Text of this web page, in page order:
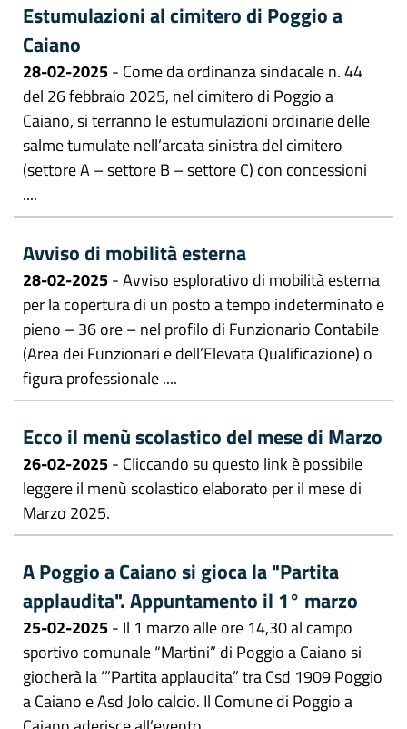
Estumulazioni al cimitero di Poggio a
Caiano
28-02-2025- Come da ordinanza sindacale n. 44
del 26 febbraio 2025, nel cimitero di Poggio a
Caiano, si terranno le estumulazioni ordinarie delle
salme tumulate nell’arcata sinistra del cimitero
(settore A – settore B – settore C) con concessioni
....
Avviso di mobilità esterna
28-02-2025- Avviso esplorativo di mobilità esterna
per la copertura di un posto a tempo indeterminato e
pieno – 36 ore – nel profilo di Funzionario Contabile
(Area dei Funzionari e dell’Elevata Qualificazione) o
figura professionale ....
Ecco il menù scolastico del mese di Marzo
26-02-2025- Cliccando su questo link è possibile
leggere il menù scolastico elaborato per il mese di
Marzo 2025.
A Poggio a Caiano si gioca la "Partita
applaudita". Appuntamento il 1° marzo
25-02-2025- Il 1 marzo alle ore 14,30 al campo
sportivo comunale “Martini” di Poggio a Caiano si
giocherà la ‘”Partita applaudita” tra Csd 1909 Poggio
a Caiano e Asd Jolo calcio. Il Comune di Poggio a